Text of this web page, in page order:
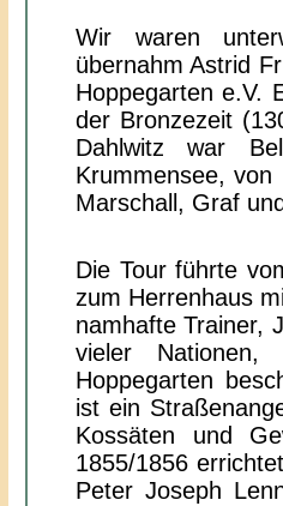
Wir waren
übernahm Astrid
Hoppegarten e.V.
der Bronzezeit
Dahlwitz war
Krummensee,
Marschall, Graf
Die Tour führte
zum Herrenhaus
namhafte Trainer,
vieler
Hoppegarten
ist ein
Kossäten und
1855/1856
Peter Joseph